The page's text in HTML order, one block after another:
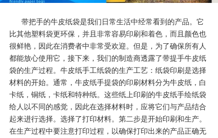
带把手的牛皮纸袋是我们日常生活中经常看到的产品。它
比其他塑料袋更环保，并且非常容易印刷和着色，而且颜色也
很鲜艳，因此在消费者中非常受欢迎。但是，为了确保所有人
都能放心使用它，接下来，我们的制造商透露了带提手牛皮纸
袋的生产过程。牛皮纸手工纸袋的生产工艺：纸袋印刷是选择
材料的开始。通常，牛皮纸手提袋的印刷材料分为牛皮纸，白
卡纸，铜纸，卡纸和特种纸。这些纸上印刷的牛皮纸手绘纸袋
给人以不同的感觉，因此在选择材料时，应将它们与产品结合
起来进行选择。选择了打印材料。第二步是开始印刷和生产。
在生产过程中要注意打印过程，以确保打印出来的产品正确无